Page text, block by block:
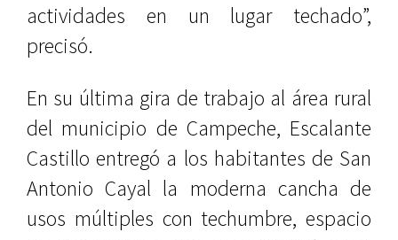
actividades en un lugar techado”,
precisó.
En su última gira de trabajo al área rural
del municipio de Campeche, Escalante
Castillo entregó a los habitantes de San
Antonio Cayal la moderna cancha de
usos múltiples con techumbre, espacio